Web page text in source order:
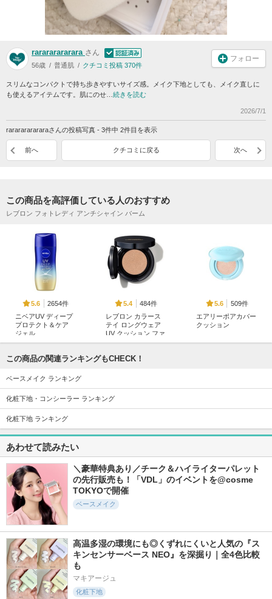
rarararararara さん
56歳 普通肌 クチコミ投稿 370件
フォロー
スリムなコンパクトで持ち歩きやすいサイズ感。メイク下地としても、メイク直しに
も使えるアイテムです。肌にのせ… 続きを読む
2026/7/1
rararararararaさんの投稿写真 - 3件中 2件目を表示
前へ クチコミに戻る 次へ
この商品を高評価している人のおすすめ
レブロン フォトレディ アンチシャイン バーム
5.6
2654件
ニベアUV ディープ
プロテクト＆ケア
ジェル
5.4
484件
レブロン カラース
テイ ロングウェア
UV クッション ファ
ンデーション
レブロン
5.6
509件
エアリーポアカバー
クッション
ソフトマットプレス
トパウダー
funnyelves 方里 espoir
ランコム
5.4
383件
the SAEM CPセラ
ムフィットコンシー
ラー
the SAEM
5.9
342件
ムカットクッション
4.9
1170件
この商品の関連ランキングもCHECK！
ベースメイク ランキング
化粧下地・コンシーラー ランキング
化粧下地 ランキング
あわせて読みたい
＼豪華特典あり／チーク＆ハイライターパレット
の先行販売も！「VDL」のイベントを@cosme
TOKYOで開催
ベースメイク
高温多湿の環境にも◎くずれにくいと人気の『ス
キンセンサーベース NEO』を深掘り｜全4色比較
も
マキアージュ
化粧下地